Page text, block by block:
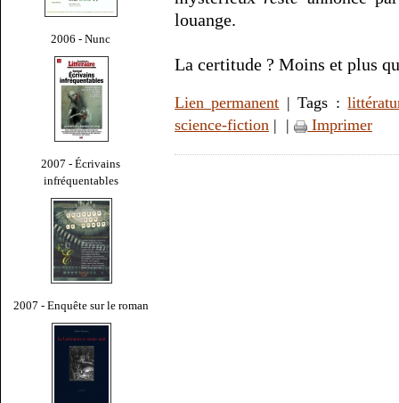
2006 - Nunc
2007 - Écrivains
infréquentables
2007 - Enquête sur le roman
louange.
La certitude ? Moins et plus
Lien permanent | Tags :
science-fiction | | Imprimer